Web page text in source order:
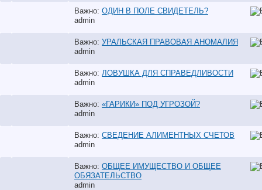
Важно: ОДИН В ПОЛЕ СВИДЕТЕЛЬ?
аdmin
Важно: УРАЛЬСКАЯ ПРАВОВАЯ АНОМАЛИЯ
аdmin
Важно: ЛОВУШКА ДЛЯ СПРАВЕДЛИВОСТИ
аdmin
Важно: «ГАРИКИ» ПОД УГРОЗОЙ?
аdmin
Важно: СВЕДЕНИЕ АЛИМЕНТНЫХ СЧЕТОВ
аdmin
Важно: ОБЩЕЕ ИМУЩЕСТВО И ОБЩЕЕ
ОБЯЗАТЕЛЬСТВО
аdmin